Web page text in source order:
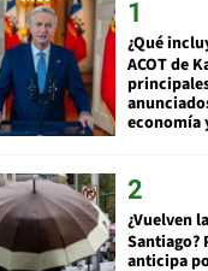
¿Qué
ACOT de
economía
¿Vuelven
Santiago?
anticipa